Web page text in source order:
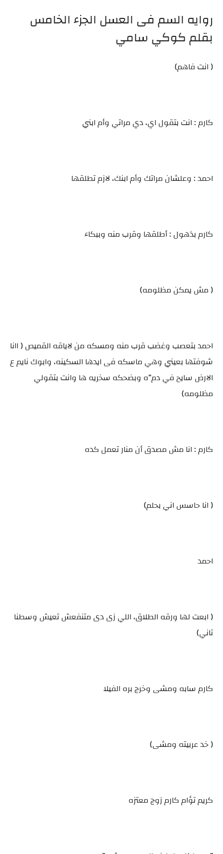
روايه السم فى العسل الجزء الخامس
بقلم كوكي سامي
( انت فاهم)
كارم : انت بتقول اي، دي مراتي وأم ابني
احمد : وعلشان مراتك وأم ابنك، لازم تطلقها
كارم بذهول : أطلقها وقرب منه وببكاء
( مش يمكن مظلومه)
احمد بتعصب وغضب قرب منه ومسكه من لاياقه القميص ( اانا
شوفتها بعيني وهي ماسكه فى ايدها السكينه، وابوك نايم ع
الارض سايح في دم”ه وبضحكه سخريه ها وانت بتقولي
مظلومه)
كارم : انا مش مصدق أن منار تعمل كده
( انا حاسس اني بحلم)
احمد
( ابعت لها ورقه الطلاق، اللي زى دى متنفعش تعيش وسطنا
تاني)
كارم سابه ومشى وخرج بره الفيلا
( خد عربيته ومشى)
كريم تؤام كارم زوج معتزه